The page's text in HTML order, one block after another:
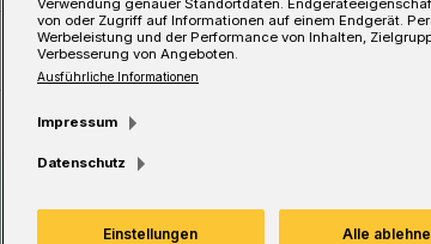
Eine Minute Lesezeit
von oder Zugriff auf Informationen auf einem Endgerät.
Werbeleistung und der Performance von Inhalten,
Verbesserung von Angeboten.
Ausführliche Informationen
Impressum
Datenschutz
Einstellungen Alle